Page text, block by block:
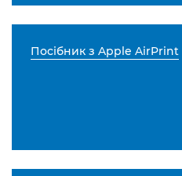
Посібник з Apple AirPrint